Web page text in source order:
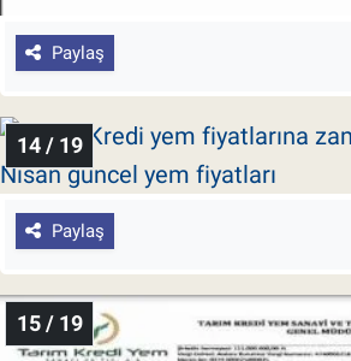
Paylaş
14 / 19
Paylaş
15 / 19